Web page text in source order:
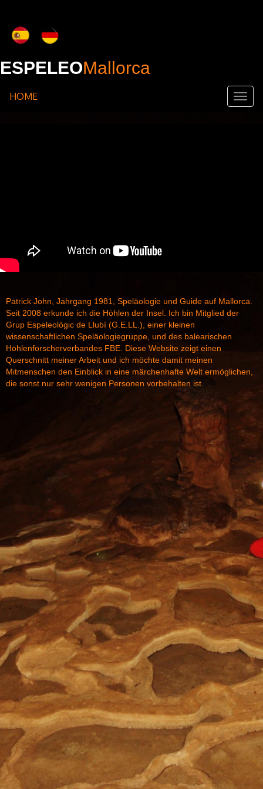
ESPELEOMallorca
HOME
Patrick John, Jahrgang 1981, Speläologie und Guide auf Mallorca.
Seit 2008 erkunde ich die Höhlen der Insel. Ich bin Mitglied der
Grup Espeleològic de Llubí (G.E.LL.), einer kleinen
wissenschaftlichen Speläologiegruppe, und des balearischen
Höhlenforscherverbandes FBE. Diese Website zeigt einen
Querschnitt meiner Arbeit und ich möchte damit meinen
Mitmenschen den Einblick in eine märchenhafte Welt ermöglichen,
die sonst nur sehr wenigen Personen vorbehalten ist.